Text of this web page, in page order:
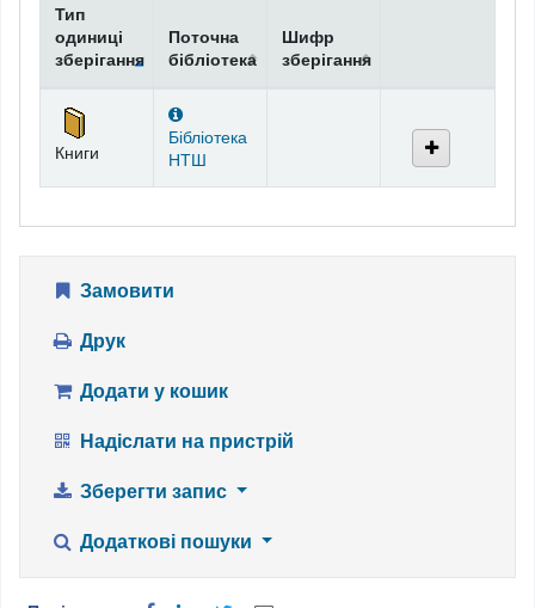
Фонди
Тип
одиниці
зберігання
Поточна
бібліотека
Шифр
зберігання
Книги
Бібліотека
НТШ
Замовити
Друк
Додати у кошик
Надіслати на пристрій
Зберегти запис
Додаткові пошуки